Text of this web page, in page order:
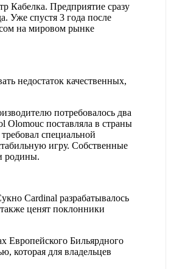
Кабелка. Предприятие сразу
Уже спустя 3 года после
на мировом рынке
недостаток качественных,
потребовалось два
Olomouc поставляла в страны
специальной
игру. Собственные
родины.
Cardinal разрабатывалось
ценят поклонники
Европейского Бильярдного
которая для владельцев